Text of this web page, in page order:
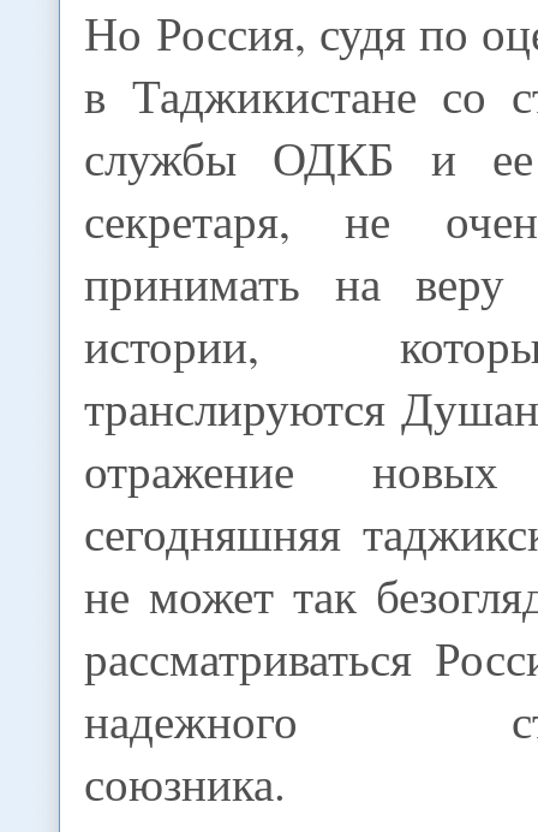
Но Россия, судя по
в Таджикистане со
службы ОДКБ и ее
секретаря, не
принимать на веру
истории,
транслируются
отражение
сегодняшняя
не может так
рассматриваться
надежного
союзника.